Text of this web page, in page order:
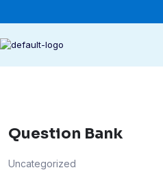
Question Bank
Uncategorized